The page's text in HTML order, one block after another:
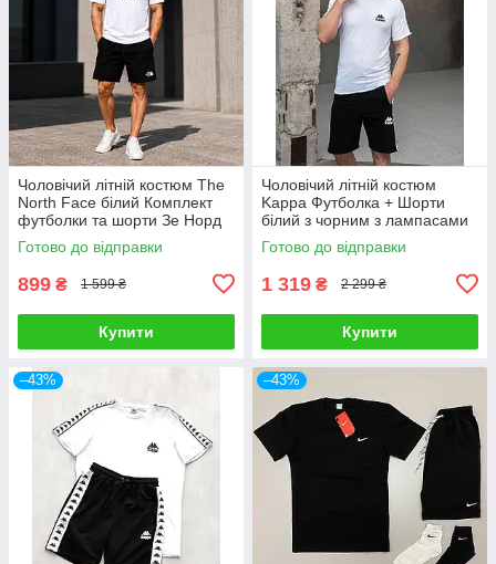
Чоловічий літній костюм The
North Face білий Комплект
футболки та шорти Зе Норд
Фейс
Готово до відправки
899 ₴ 1 599 ₴
Купити
Чоловічий літній костюм
Kappa Футболка + Шорти
білий з чорним з лампасами
Комплект Каппа
Готово до відправки
1 319 ₴ 2 299 ₴
Купити
–43% –43%